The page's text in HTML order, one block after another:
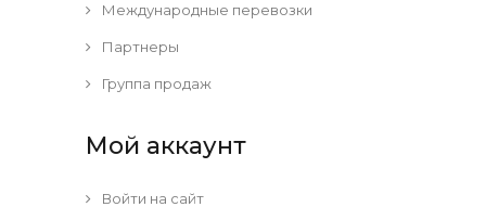
Международные перевозки
Партнеры
Группа продаж
Мой аккаунт
Войти на сайт